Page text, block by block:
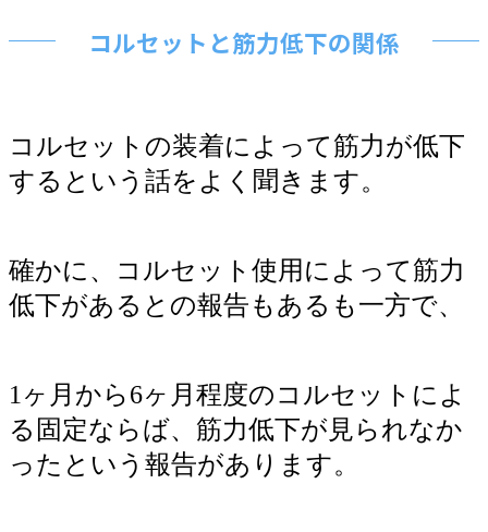
コルセットと筋力低下の関係
コルセットの装着によって筋力が低下
するという話をよく聞きます。
確かに、コルセット使用によって筋力
低下があるとの報告もあるも一方で、
1ヶ月から6ヶ月程度のコルセットによ
る固定ならば、筋力低下が見られなか
ったという報告があります。